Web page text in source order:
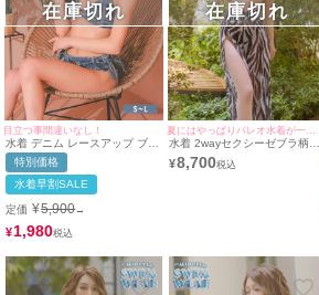
目立つ事間違いなし！
水着 デニム レースアップ ブラ
ジリアン ギャル ホルターネッ
ク 三角 ビキニ (ブルー/MIYABI
着用)
特別価格
水着早割SALE
定価 ¥5,900→
¥1,980
在庫切れ
夏にはやっぱりパレオ水着が一番でしょ♪
水着 2wayセクシーゼブラ柄パ
レオパンツ付き三角ギャルビキ
ニ
¥8,700
在庫切れ